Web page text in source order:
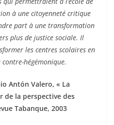
à une citoyenneté critique
part à une transformation
plus de justice sociale. Il
les centres scolaires en
hégémonique.
Antón Valero, « La
de la perspective des
Tabanque, 2003